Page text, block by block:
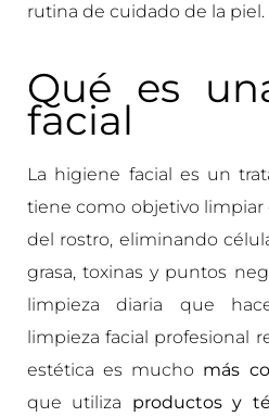
rutina de cuidado de la piel.
Qué es
facial
La higiene facial es un
tiene como objetivo
del rostro, eliminando
grasa, toxinas y puntos
limpieza diaria que
limpieza facial profesional
estética es mucho más
que utiliza productos y